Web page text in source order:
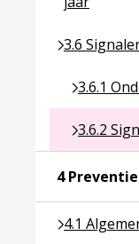
3.6
Ga naar
3.6.1
Ga naar
3.6.2
Ga naar
4 Preventie
4.1
Ga naar